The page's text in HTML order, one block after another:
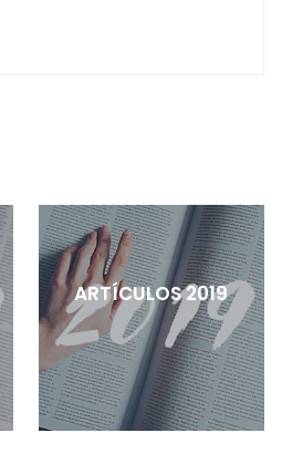
ARTÍCULOS 2019